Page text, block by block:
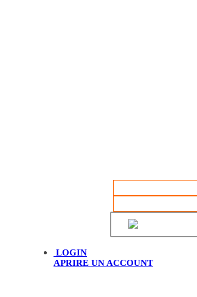
LOGIN
APRIRE UN ACCOUNT